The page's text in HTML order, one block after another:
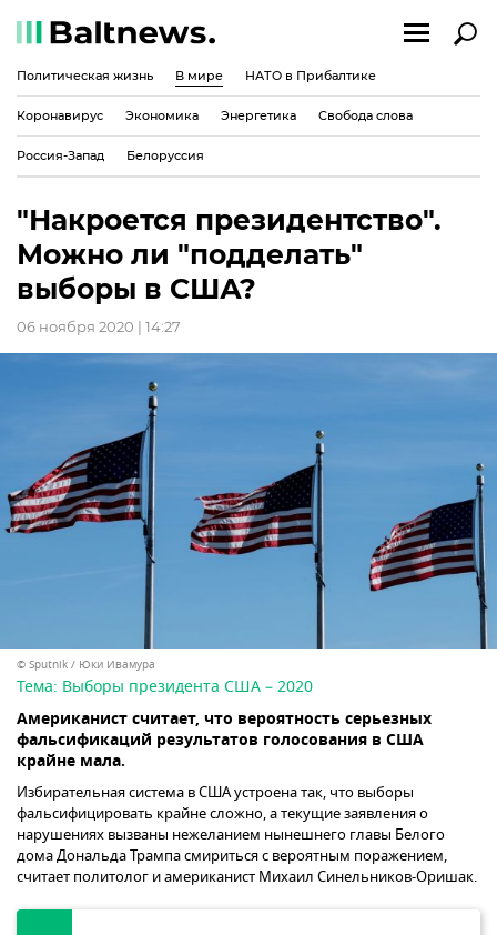
Политическая жизнь В мире НАТО в Прибалтике
Коронавирус Экономика Энергетика Свобода слова
Россия-Запад Белоруссия
"Накроется президентство".
Можно ли "подделать"
выборы в США?
06 ноября 2020 | 14:27
© Sputnik / Юки Ивамура
Тема: Выборы президента США – 2020
Американист считает, что вероятность серьезных
фальсификаций результатов голосования в США
крайне мала.
Избирательная система в США устроена так, что выборы
фальсифицировать крайне сложно, а текущие заявления о
нарушениях вызваны нежеланием нынешнего главы Белого
дома Дональда Трампа смириться с вероятным поражением,
считает политолог и американист Михаил Синельников-Оришак.